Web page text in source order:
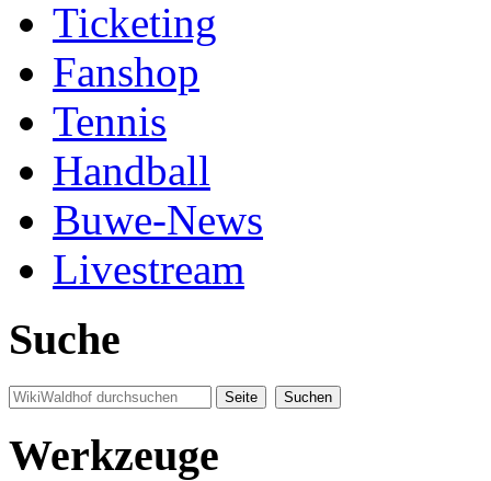
Ticketing
Fanshop
Tennis
Handball
Buwe-News
Livestream
Suche
Werkzeuge